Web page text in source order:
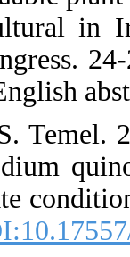
Persian
Tan, M.
different